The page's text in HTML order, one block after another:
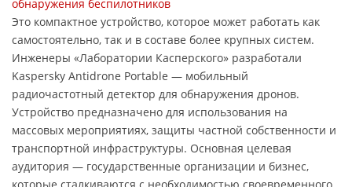
обнаружения беспилотников
Это компактное устройство, которое может работать как
самостоятельно, так и в составе более крупных систем.
Инженеры «Лаборатории Касперского» разработали
Kaspersky Antidrone Portable — мобильный
радиочастотный детектор для обнаружения дронов.
Устройство предназначено для использования на
массовых мероприятиях, защиты частной собственности и
транспортной инфраструктуры. Основная целевая
аудитория — государственные организации и бизнес,